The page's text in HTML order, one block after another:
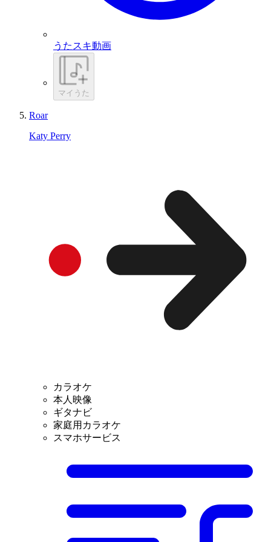
うたスキ動画
マイうた
Roar
Katy Perry
カラオケ
本人映像
ギタナビ
家庭用カラオケ
スマホサービス